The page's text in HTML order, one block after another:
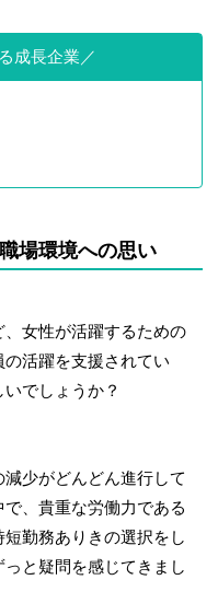
成長企業
場環境への思い
女性が活躍するための
活躍を支援されてい
でしょうか？
少がどんどん進行して
、貴重な労働力である
勤務ありきの選択をし
と疑問を感じてきまし